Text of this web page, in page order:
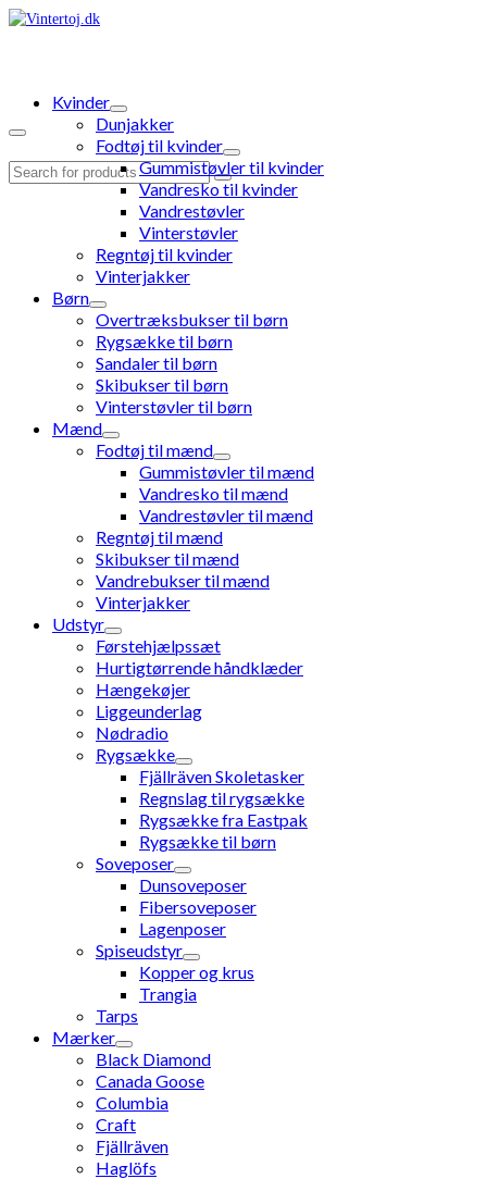
Search
Kvinder
Dunjakker
Fodtøj til kvinder
Gummistøvler til kvinder
Vandresko til kvinder
Vandrestøvler
Vinterstøvler
Regntøj til kvinder
Vinterjakker
Børn
Overtræksbukser til børn
Rygsække til børn
Sandaler til børn
Skibukser til børn
Vinterstøvler til børn
Mænd
Fodtøj til mænd
Gummistøvler til mænd
Vandresko til mænd
Vandrestøvler til mænd
Regntøj til mænd
Skibukser til mænd
Vandrebukser til mænd
Vinterjakker
Udstyr
Førstehjælpssæt
Hurtigtørrende håndklæder
Hængekøjer
Liggeunderlag
Nødradio
Rygsække
Fjällräven Skoletasker
Regnslag til rygsække
Rygsække fra Eastpak
Rygsække til børn
Soveposer
Dunsoveposer
Fibersoveposer
Lagenposer
Spiseudstyr
Kopper og krus
Trangia
Tarps
Mærker
Black Diamond
Canada Goose
Columbia
Craft
Fjällräven
Haglöfs